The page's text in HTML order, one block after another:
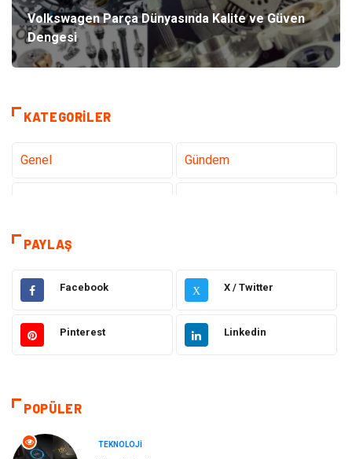
Volkswagen Parça Dünyasında Kalite ve Güven
Dengesi
KATEGORILER
Genel Gündem
Tanıtıcı Reklam
Dekorasyon Elektrik Elektronik
Ulaşım ve Taşımacılık Alışveriş
Bilgisayar ve Yazılım
Emlak
PAYLAŞ
Facebook X X / Twitter
Pinterest Linkedin
POPÜLER
TEKNOLOJI